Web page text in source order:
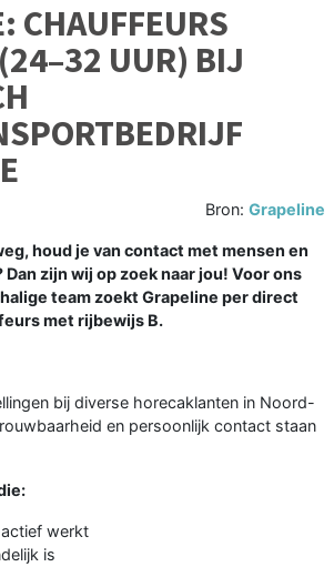
CHAUFFEURS
UUR) BIJ
Bron: Grapeline
houd je van contact met mensen en
zijn wij op zoek naar jou! Voor ons
team zoekt Grapeline per direct
met rijbewijs B.
bij diverse horecaklanten in Noord-
en persoonlijk contact staan
werkt
is